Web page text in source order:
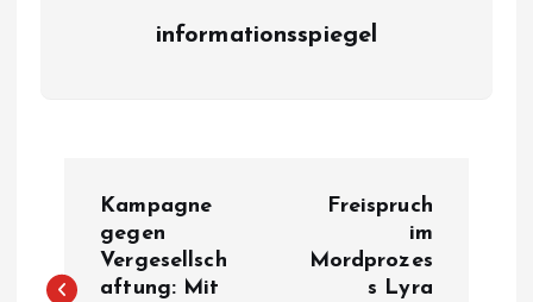
informationsspiegel
Kampagne
gegen
Vergesellsch
aftung: Mit
Freispruch
im
Mordprozes
s Lyra